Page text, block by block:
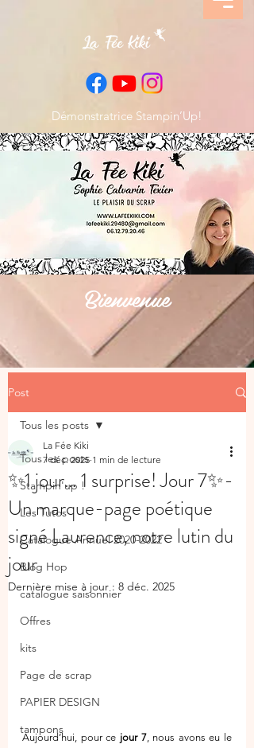
Démonstratrice Stampin’Up!
Bienvenue
Post
Tous les posts
Stampin'up !
Les Tutos
Catalogue Annuel 2020-2022
Blog Hop
catalogue saisonnier
Offres
kits
Page de scrap
PAPIER DESIGN
tampons
Tous les posts
✨1 jour… 1 surprise! Jour 7✨-
Un marque-page poétique
signé Laurence, notre lutin du
jour
La Fée Kiki
7 déc. 2025 1 min de lecture
Dernière mise à jour : 8 déc. 2025
Aujourd’hui, pour ce jour 7, nous avons eu le